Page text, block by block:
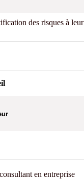
des risques à leur
en entreprise